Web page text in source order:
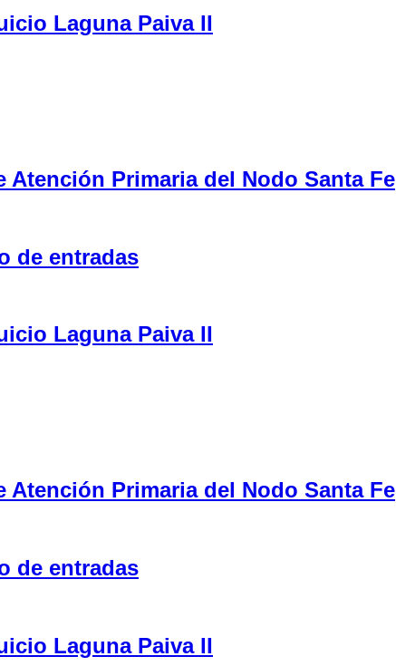
Laguna Paiva II
Primaria del Nodo Santa Fe
de entradas
Laguna Paiva II
Primaria del Nodo Santa Fe
de entradas
Laguna Paiva II